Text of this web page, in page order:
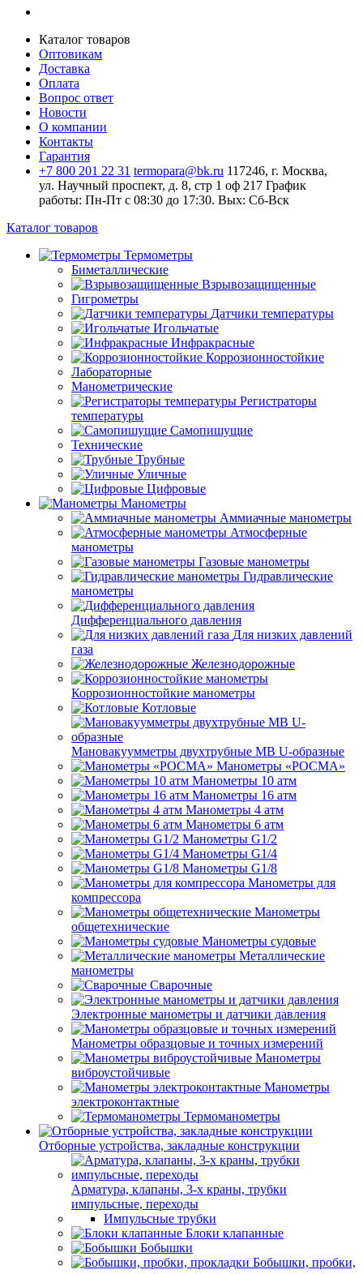
Каталог товаров
Оптовикам
Доставка
Оплата
Вопрос ответ
Новости
О компании
Контакты
Гарантия
+7 800 201 22 31 termopara@bk.ru 117246, г. Москва,
ул. Научный проспект, д. 8, стр 1 оф 217 График
работы: Пн‑Пт с 08:30 до 17:30. Вых: Сб‑Вск
Каталог товаров
Термометры
Биметаллические
Взрывозащищенные
Гигрометры
Датчики температуры
Игольчатые
Инфракрасные
Коррозионностойкие
Лабораторные
Манометрические
Регистраторы
температуры
Самопишущие
Технические
Трубные
Уличные
Цифровые
Манометры
Аммиачные манометры
Атмосферные
манометры
Газовые манометры
Гидравлические
манометры
Дифференциального давления
Для низких давлений
газа
Железнодорожные
Коррозионностойкие манометры
Котловые
Мановакуумметры двухтрубные МВ U-образные
Манометры «РОСМА»
Манометры 10 атм
Манометры 16 атм
Манометры 4 атм
Манометры 6 атм
Манометры G1/2
Манометры G1/4
Манометры G1/8
Манометры для
компрессора
Манометры
общетехнические
Манометры судовые
Металлические
манометры
Сварочные
Электронные манометры и датчики давления
Манометры образцовые и точных измерений
Манометры
виброустойчивые
Манометры
электроконтактные
Термоманометры
Отборные устройства, закладные конструкции
Арматура, клапаны, 3-х краны, трубки
импульсные, переходы
Импульсные трубки
Блоки клапанные
Бобышки
Бобышки, пробки,